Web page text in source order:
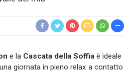
e la Cascata della Soffia è ideale
giornata in pieno relax a contatto